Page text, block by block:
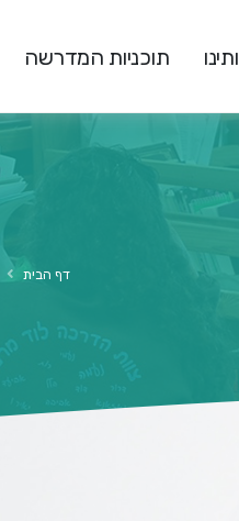
תוכניות המדרשה
דף הבית